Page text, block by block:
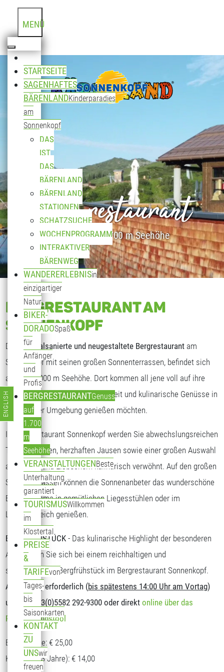
MENÜ
STARTSEITE
SAGENHAFTES
BÄRENLANDKinderparadies
am
Sonnenkopf
DAS
IST
DAS
BÄRENLAND
BÄRENLAND
STATIONEN
SCHATZSUCHE
WOCHENPROGRAMM
INTERAKTIVER
BÄRENWEG
WANDERERLEBNISin
einzigartiger
Natur
BIKER-
DORADOSpaß
für
Anfänger
und
Profis
BERGRESTAURANTGenuss
auf
1.700
m
Seehöhe
VERANSTALTUNGENBeste
Unterhaltung
garantiert
TOURISMUSWillkommen
im
Klostertal
PREISE
&
TARIFEvon
Tages-
bis
Saisonkarten
KONTAKT
ZU
UNSwir
freuen
Bergrestaurant
Genuss auf 1.700 m Seehöhe
BERGRESTAURANT AM
SONNENKOPF
Das generalsanierte und neugestaltete Bergrestaurant am
Sonnenkopf mit seinen großen Sonnenterrassen, befindet sich
auf fast 2.000 m Seehöhe. Dort kommen all jene voll auf ihre
Kosten, die freundliche Gastlichkeit und kulinarische Genüsse in
traumhafter Umgebung genießen möchten.
Im Bergrestaurant Sonnenkopf werden Sie abwechslungsreichen
Tagesgerichten, herzhaften Jausen sowie einer großen Auswahl
an Kuchen und Eisbechern kulinarisch verwöhnt. Auf den großen
Sonnenterrassen können die Sonnenanbeter das wunderschöne
Bergpanorama in gemütlichen Liegesstühlen oder im
Loungebereich genießen.
BERGFRÜHSTÜCK - Das kulinarische Highlight der besonderen
Art. Stärken Sie sich bei einem reichhaltigen und
schmackhaften Bergfrühstück im Bergrestaurant Sonnenkopf.
Anmeldung erforderlich (bis spätestens 14:00 Uhr am Vortag)
unter T: +43(0)5582 292-9300 oder direktonline über das
Reservierungstool
Erwachsene: € 25,00
Kinder (5-13 Jahre): € 14,00
Sprache auswählen
ENGLISH